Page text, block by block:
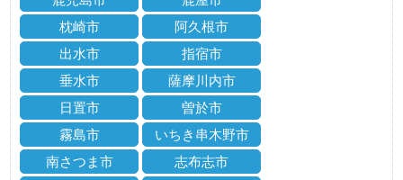
枕崎市
阿久根市
出水市
指宿市
垂水市
薩摩川内市
日置市
曽於市
霧島市
いちき串木野市
南さつま市
志布志市